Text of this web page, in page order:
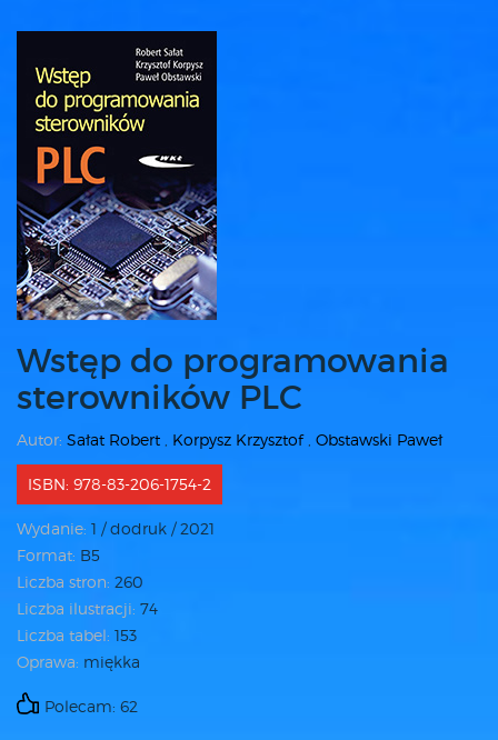
Wstęp do programowania
sterowników PLC
Autor: Sałat Robert Korpysz Krzysztof Obstawski Paweł
ISBN: 978-83-206-1754-2
Wydanie: 1 / dodruk / 2021
Format: B5
Liczba stron: 260
Liczba ilustracji: 74
Liczba tabel: 153
Oprawa: miękka
Polecam: 62